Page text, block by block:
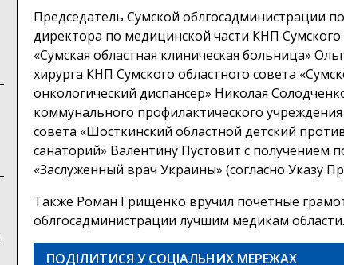
Председатель Сумской облгосадминистрации
директора по медицинской части КНП Сумского
«Сумская областная клиническая больница»
хирурга КНП Сумского областного совета
онкологический диспансер» Николая
коммунального профилактического учреждения
совета «Шосткинский областной детский
санаторий» Валентину Пустовит с получением
«Заслуженный врач Украины» (согласно Указу
Также Роман Грищенко вручил почетные
облгосадминистрации лучшим медикам области.
ПОДІЛИТИСЯ У СОЦІАЛЬНИХ МЕРЕЖАХ